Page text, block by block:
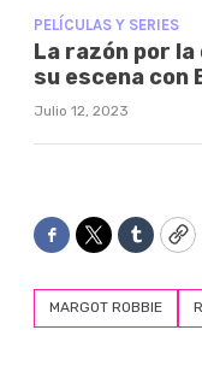
PELÍCULAS Y SERIES
La razón por
su escena con
Julio 12, 2023
Facebook
TwitterTumblr
MARGOT ROBBIE